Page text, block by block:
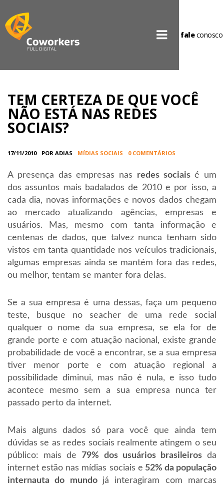
faleconosco
TEM CERTEZA DE QUE VOCÊ
NÃO ESTÁ NAS REDES
SOCIAIS?
17/11/2010 POR ADIAS MÍDIAS SOCIAIS 0 COMENTÁRIOS
A presença das empresas nas redes sociaisé um
dos assuntos mais badalados de 2010 e por isso, a
cada dia, novas informações e novos dados chegam
ao mercado atualizando agências, empresas e
usuários. Mas, mesmo com tanta informação e
centenas de dados, que talvez nunca tenham sido
vistos em tanta quantidade nos veículos tradicionais,
algumas empresas ainda se mantém fora das redes,
ou melhor, tentam se manter fora delas.
Se a sua empresa é uma dessas, faça um pequeno
teste, busque no seacher de uma rede social
qualquer o nome da sua empresa, se ela for de
grande porte e com atuação nacional, existe grande
probabilidade de você a encontrar, se a sua empresa
tiver menor porte e com atuação regional a
possibilidade diminui, mas não é nula, e isso tudo
acontece mesmo sem a sua empresa nunca ter
passado perto da internet.
Mais alguns dados só para você que ainda tem
dúvidas se as redes sociais realmente atingem o seu
público: mais de 79% dos usuários brasileirosda
internet estão nas mídias sociais e 52% da população
internauta do mundo já interagiram com marcas